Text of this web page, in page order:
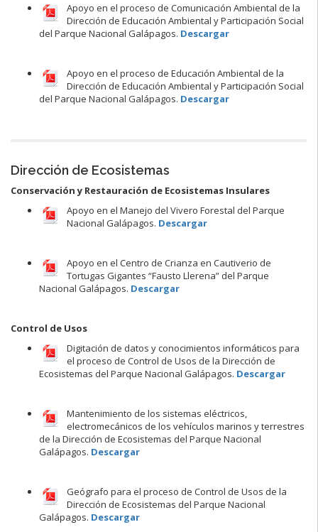
Apoyo en el proceso de Comunicación Ambiental de la
Dirección de Educación Ambiental y Participación Social
del Parque Nacional Galápagos. Descargar
Apoyo en el proceso de Educación Ambiental de la
Dirección de Educación Ambiental y Participación Social
del Parque Nacional Galápagos. Descargar
Dirección de Ecosistemas
Conservación y Restauración de Ecosistemas Insulares
Apoyo en el Manejo del Vivero Forestal del Parque
Nacional Galápagos. Descargar
Apoyo en el Centro de Crianza en Cautiverio de
Tortugas Gigantes “Fausto Llerena” del Parque
Nacional Galápagos. Descargar
Control de Usos
Digitación de datos y conocimientos informáticos para
el proceso de Control de Usos de la Dirección de
Ecosistemas del Parque Nacional Galápagos. Descargar
Mantenimiento de los sistemas eléctricos,
electromecánicos de los vehículos marinos y terrestres
de la Dirección de Ecosistemas del Parque Nacional
Galápagos. Descargar
Geógrafo para el proceso de Control de Usos de la
Dirección de Ecosistemas del Parque Nacional
Galápagos. Descargar